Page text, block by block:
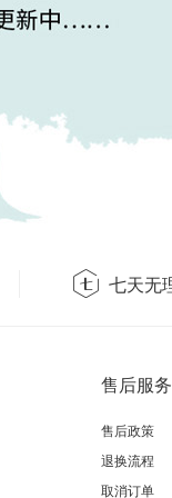
七天无
售后服务
售后政策
退换流程
取消订单